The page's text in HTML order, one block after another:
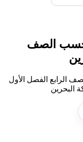
الصف
الرابع الفصل الأول
البحرين